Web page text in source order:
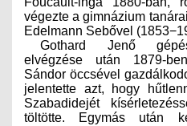
TOVÁBBKÉPZÉSI
JOGI KÖTELEZETTSÉGEK
SZAKMAI KÖTELEZETTSÉGEK
végezte a gimnázium
Edelmann Sebővel
Gothard Jenő
elvégzése után 1879-
Sándor öccsével
jelentette azt, hogy
Szabadidejét
töltötte. Egymás után